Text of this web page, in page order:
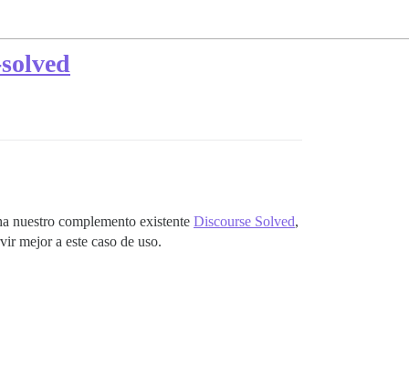
nuestro complemento existente Discourse Solved,
mejor a este caso de uso.